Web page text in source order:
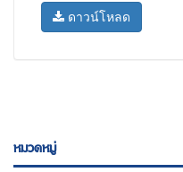
ดาวน์โหลด
หมวดหมู่